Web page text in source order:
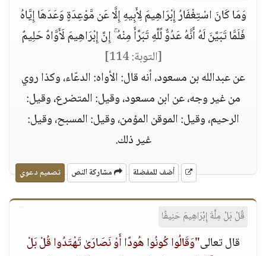
وَمَا كَانَ اسْتِغْفَارُ إِبْرَاهِيمَ لِأَبِيهِ إِلَّا عَن مَّوْعِدَةٍ وَعَدَهَا إِيَّاهُ
فَلَمَّا تَبَيَّنَ لَهُ أَنَّهُ عَدُوٌّ لِّلَّهِ تَبَرَّأَ مِنْهُ ۚ إِنَّ إِبْرَاهِيمَ لَأَوَّاهٌ حَلِيمٌ
[التوبة: 114]
عن عبدالله بن مسعود، أنه قال: الأواه: الدعّاء، وكذا روي
من غير وجه، عن ابن مسعود، وقيل: المتضرع، وقيل:
الرحيم، وقيل: الموقن المؤمن، وقيل: المسبح، وقيل:
غير ذلك.
أضف للمفضلة مشاركة النص تصميم دعوي
قُلْ بَلْ مِلَّةَ إِبْرَاهِيمَ حَنِيفًا
قال تعالى"وَقَالُوا كُونُوا هُودًا أَوْ نَصَارَىٰ تَهْتَدُوا قُلْ بَلْ